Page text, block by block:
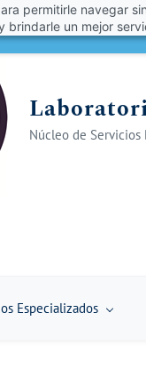
permitirle navegar
brindarle un mejor
Núcleo de
Especializados